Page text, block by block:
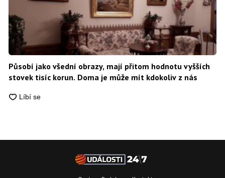
Působí jako všední obrazy, mají přitom hodnotu vyšších
stovek tisíc korun. Doma je může mít kdokoliv z nás